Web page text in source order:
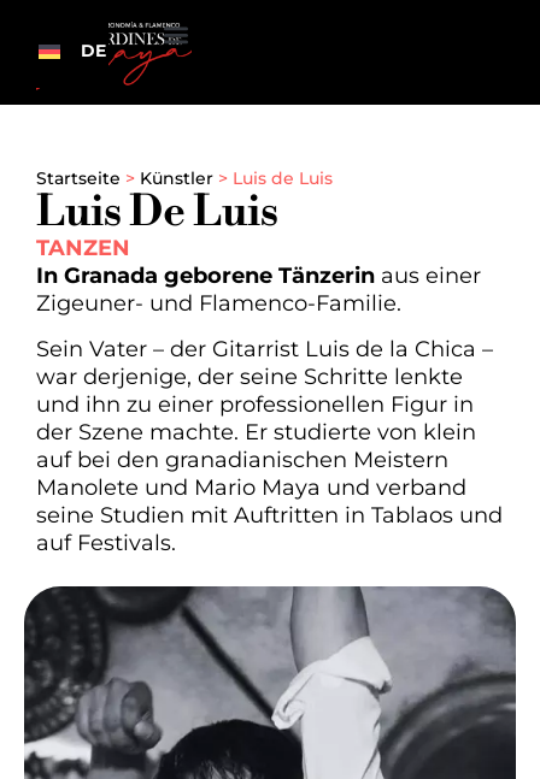
DE
Startseite > Künstler > Luis de Luis
Luis De Luis
TANZEN
In Granada geborene Tänzerin aus einer
Zigeuner- und Flamenco-Familie.
Sein Vater – der Gitarrist Luis de la Chica –
war derjenige, der seine Schritte lenkte
und ihn zu einer professionellen Figur in
der Szene machte. Er studierte von klein
auf bei den granadianischen Meistern
Manolete und Mario Maya und verband
seine Studien mit Auftritten in Tablaos und
auf Festivals.